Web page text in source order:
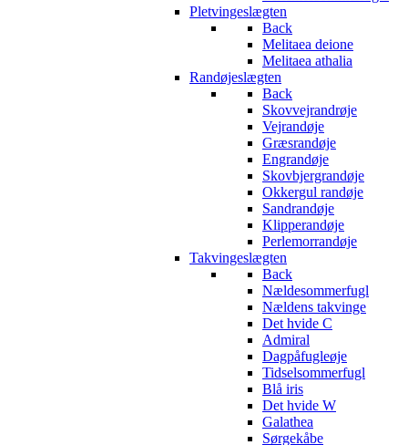
Pletvingeslægten
Back
Melitaea deione
Melitaea athalia
Randøjeslægten
Back
Skovvejrandrøje
Vejrandøje
Græsrandøje
Engrandøje
Skovbjergrandøje
Okkergul randøje
Sandrandøje
Klipperandøje
Perlemorrandøje
Takvingeslægten
Back
Nældesommerfugl
Nældens takvinge
Det hvide C
Admiral
Dagpåfugleøje
Tidselsommerfugl
Blå iris
Det hvide W
Galathea
Sørgekåbe